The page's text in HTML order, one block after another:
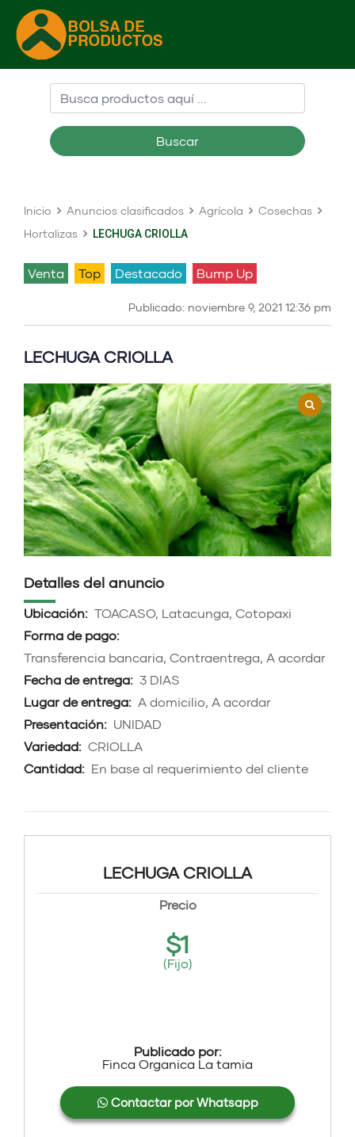
Buscar
Inicio Anuncios clasificados Agrícola
Cosechas
Hortalizas
LECHUGA CRIOLLA
venta Top Destacado Bump Up
Publicado: noviembre 9, 2021 12:36 pm
LECHUGA CRIOLLA
Detalles del anuncio
Ubicación: TOACASO, Latacunga, Cotopaxi
Forma de pago:
Transferencia bancaria, Contraentrega, A acordar
Fecha de entrega: 3 DIAS
Lugar de entrega: A domicilio, A acordar
Presentación: UNIDAD
Variedad: CRIOLLA
Cantidad: En base al requerimiento del cliente
LECHUGA CRIOLLA
Precio
$1
(Fijo)
Publicado por:
Finca Organica La tamia
Contactar por Whatsapp